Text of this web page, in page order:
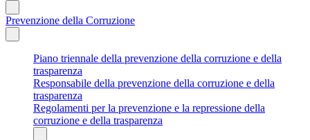
Prevenzione della Corruzione
Piano triennale della prevenzione della corruzione e della
trasparenza
Responsabile della prevenzione della corruzione e della
trasparenza
Regolamenti per la prevenzione e la repressione della
corruzione e della trasparenza